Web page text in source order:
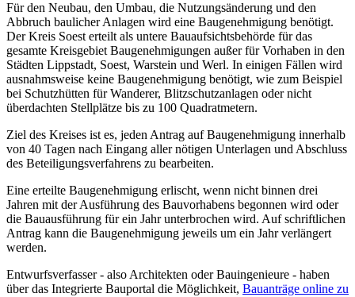
Für den Neubau, den Umbau, die Nutzungsänderung und den
Abbruch baulicher Anlagen wird eine Baugenehmigung benötigt.
Der Kreis Soest erteilt als untere Bauaufsichtsbehörde für das
gesamte Kreisgebiet Baugenehmigungen außer für Vorhaben in den
Städten Lippstadt, Soest, Warstein und Werl. In einigen Fällen wird
ausnahmsweise keine Baugenehmigung benötigt, wie zum Beispiel
bei Schutzhütten für Wanderer, Blitzschutzanlagen oder nicht
überdachten Stellplätze bis zu 100 Quadratmetern.
Ziel des Kreises ist es, jeden Antrag auf Baugenehmigung innerhalb
von 40 Tagen nach Eingang aller nötigen Unterlagen und Abschluss
des Beteiligungsverfahrens zu bearbeiten.
Eine erteilte Baugenehmigung erlischt, wenn nicht binnen drei
Jahren mit der Ausführung des Bauvorhabens begonnen wird oder
die Bauausführung für ein Jahr unterbrochen wird. Auf schriftlichen
Antrag kann die Baugenehmigung jeweils um ein Jahr verlängert
werden.
Entwurfsverfasser - also Architekten oder Bauingenieure - haben
über das Integrierte Bauportal die Möglichkeit, Bauanträge online zu